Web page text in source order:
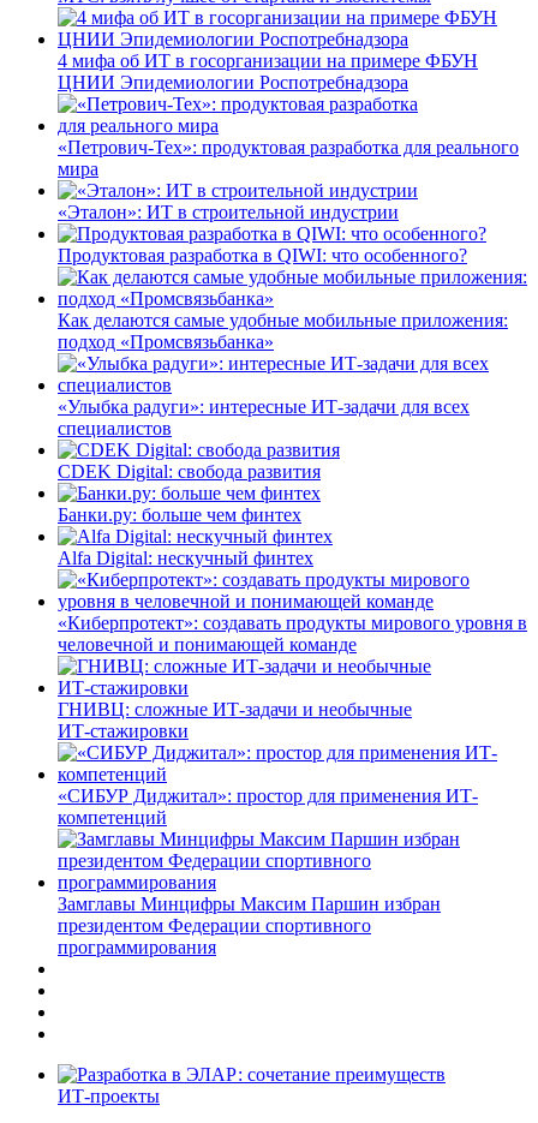
4 мифа об ИТ в госорганизации на примере ФБУН
ЦНИИ Эпидемиологии Роспотребнадзора
«Петрович-Тех»: продуктовая разработка для реального
мира
«Эталон»: ИТ в строительной индустрии
Продуктовая разработка в QIWI: что особенного?
Как делаются самые удобные мобильные приложения:
подход «Промсвязьбанка»
«Улыбка радуги»: интересные ИТ-задачи для всех
специалистов
CDEK Digital: свобода развития
Банки.ру: больше чем финтех
Alfa Digital: нескучный финтех
«Киберпротект»: создавать продукты мирового уровня в
человечной и понимающей команде
ГНИВЦ: сложные ИТ‑задачи и необычные
ИТ‑стажировки
«СИБУР Диджитал»: простор для применения ИТ-
компетенций
Замглавы Минцифры Максим Паршин избран
президентом Федерации спортивного
программирования
ИТ-проекты